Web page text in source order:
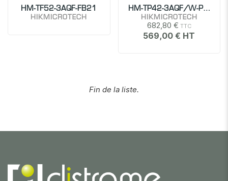
HM-TF52-3AQF-FB21
HIKMICROTECH
HM-TP42-3AQF/W-POCKE
HIKMICROTECH
682,80 €
569,00 €
Fin de la liste.